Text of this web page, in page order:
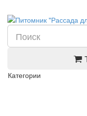
Категории